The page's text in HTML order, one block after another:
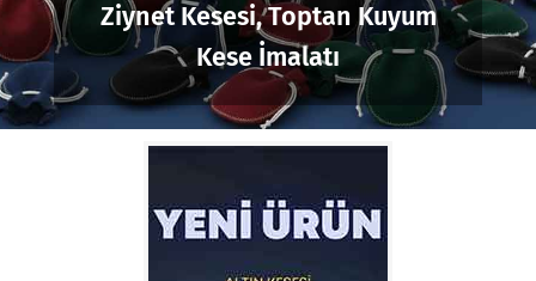
Ziynet Kesesi, Toptan Kuyum
Kese İmalatı